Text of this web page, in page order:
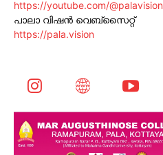
https://youtube.com/@palavision
പാലാ വിഷൻ വെബ്സൈറ്റ്
https://pala.vision